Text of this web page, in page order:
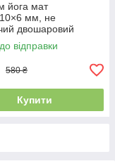
йога мат
мм, не
двошаровий
для фітнесу, TPE-
верх/
відправки
580 ₴
Купити